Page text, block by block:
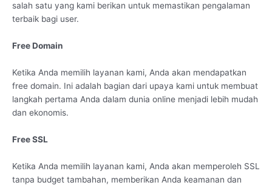
salah satu yang kami berikan untuk memastikan pengalaman
terbaik bagi user.
Free Domain
Ketika Anda memilih layanan kami, Anda akan mendapatkan
free domain. Ini adalah bagian dari upaya kami untuk membuat
langkah pertama Anda dalam dunia online menjadi lebih mudah
dan ekonomis.
Free SSL
Ketika Anda memilih layanan kami, Anda akan memperoleh SSL
tanpa budget tambahan, memberikan Anda keamanan dan